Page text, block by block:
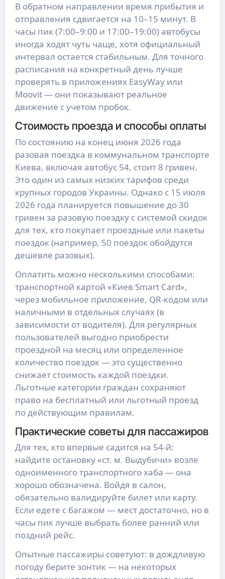
В обратном направлении время прибытия и
отправления сдвигается на 10–15 минут. В
часы пик (7:00–9:00 и 17:00–19:00) автобусы
иногда ходят чуть чаще, хотя официальный
интервал остается стабильным. Для точного
расписания на конкретный день лучше
проверять в приложениях EasyWay или
Moovit — они показывают реальное
движение с учетом пробок.
Стоимость проезда и способы оплаты
По состоянию на конец июня 2026 года
разовая поездка в коммунальном транспорте
Киева, включая автобус 54, стоит 8 гривен.
Это один из самых низких тарифов среди
крупных городов Украины. Однако с 15 июля
2026 года планируется повышение до 30
гривен за разовую поездку с системой скидок
для тех, кто покупает проездные или пакеты
поездок (например, 50 поездок обойдутся
дешевле разовых).
Оплатить можно несколькими способами:
транспортной картой «Киев Smart Card»,
через мобильное приложение, QR-кодом или
наличными в отдельных случаях (в
зависимости от водителя). Для регулярных
пользователей выгодно приобрести
проездной на месяц или определенное
количество поездок — это существенно
снижает стоимость каждой поездки.
Льготные категории граждан сохраняют
право на бесплатный или льготный проезд
по действующим правилам.
Практические советы для пассажиров
Для тех, кто впервые садится на 54-й:
найдите остановку «ст. м. Выдубичи» возле
одноименного транспортного хаба — она
хорошо обозначена. Войдя в салон,
обязательно валидируйте билет или карту.
Если едете с багажом — мест достаточно, но в
часы пик лучше выбрать более ранний или
поздний рейс.
Опытные пассажиры советуют: в дождливую
погоду берите зонтик — на некоторых